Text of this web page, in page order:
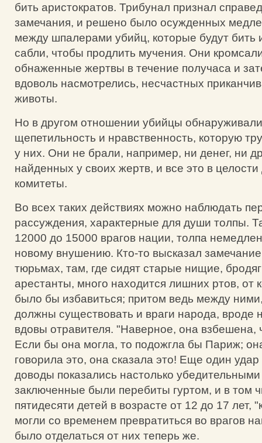
бить аристократов. Трибунал признал
замечания, и решено было осужденных
между шпалерами убийц, которые будут бить
сабли, чтобы продлить мучения. Они
обнаженные жертвы в течение получаса и
вдоволь насмотрелись, несчастных
животы.
Но в другом отношении убийцы
щепетильность и нравственность, которую
у них. Они не брали, например, ни денег, ни
найденных у своих жертв, и все это в целости
комитеты.
Во всех таких действиях можно наблюдать
рассуждения, характерные для души толпы.
12000 до 15000 врагов нации, толпа
новому внушению. Кто-то высказал
тюрьмах, там, где сидят старые нищие,
арестанты, много находится лишних ртов, от
было бы избавиться; притом ведь между
должны существовать и враги народа, вроде
вдовы отравителя. "Наверное, она взбешена,
Если бы она могла, то подожгла бы Париж;
говорила это, она сказала это! Еще один
доводы показались настолько убедительными
заключенные были перебиты гуртом, и в том
пятидесяти детей в возрасте от 12 до 17 лет,
могли со временем превратиться во врагов
было отделаться от них теперь же.